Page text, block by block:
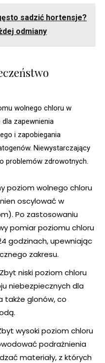
sadzić hortensje?
odmiany
wolnego chloru w
zapewnienia
i zapobiegania
Niewystarczający
problemów zdrowotnych.
poziom wolnego chloru
oscylować w
Po zastosowaniu
pomiar poziomu chloru
godzinach, upewniając
zakresu.
niski poziom chloru
niebezpiecznych dla
także glonów, co
wysoki poziom chloru
podrażnienia
materiały, z których